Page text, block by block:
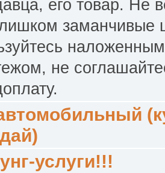
его товар. Не
заманчивые
наложенным
не
услуги!!!